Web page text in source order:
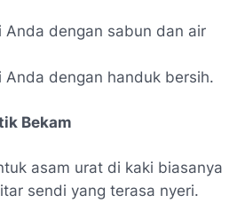
Anda dengan sabun dan air
Anda dengan handuk bersih.
Bekam
asam urat di kaki biasanya
sendi yang terasa nyeri.